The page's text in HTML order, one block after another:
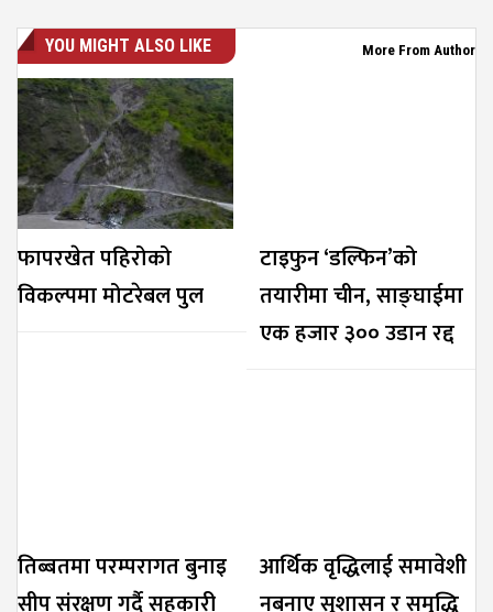
YOU MIGHT ALSO LIKE More From Author
फापरखेत पहिरोको
विकल्पमा मोटरेबल पुल
टाइफुन ‘डल्फिन’को
तयारीमा चीन, साङ्घाईमा
एक हजार ३०० उडान रद्द
तिब्बतमा परम्परागत बुनाइ
आर्थिक वृद्धिलाई समावेशी